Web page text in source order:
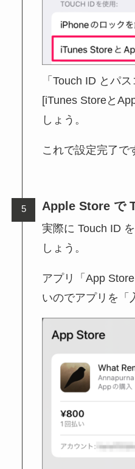
「Touch ID とパ
[iTunes Storeと
しょう。
これで設定完了で
Apple Store で
実際に Touch ID
しょう。
アプリ「App
いのでアプリを「